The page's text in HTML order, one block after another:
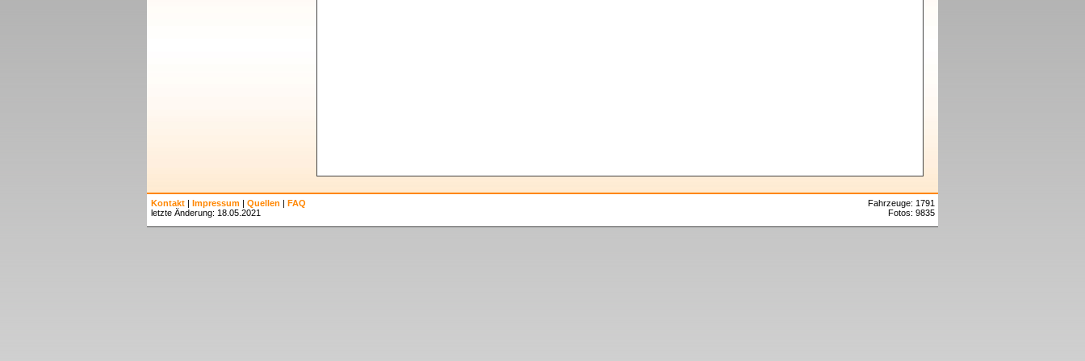
Kontakt | Impressum | Quellen | FAQ
letzte Änderung: 18.05.2021
Fahrzeuge: 1791
Fotos: 9835